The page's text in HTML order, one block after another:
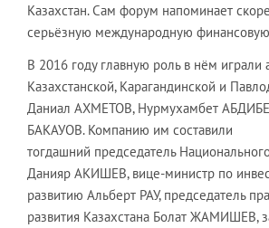
Казахстан. Сам форум напоминает
серьёзную международную
В 2016 году главную роль в нём
Казахстанской, Карагандинской и
Даниал АХМЕТОВ, Нурмухамбет
БАКАУОВ. Компанию им составили
тогдашний председатель
Данияр АКИШЕВ, вице-министр по
развитию Альберт РАУ, председатель
развития Казахстана Болат ЖАМИШЕВ,